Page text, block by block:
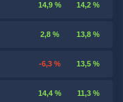
14,9 % 14,2 %
2,8 % 13,8 %
-6,3 % 13,5 %
14,4 % 11,3 %